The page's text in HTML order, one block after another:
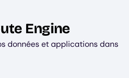
Engine
données et applications dans